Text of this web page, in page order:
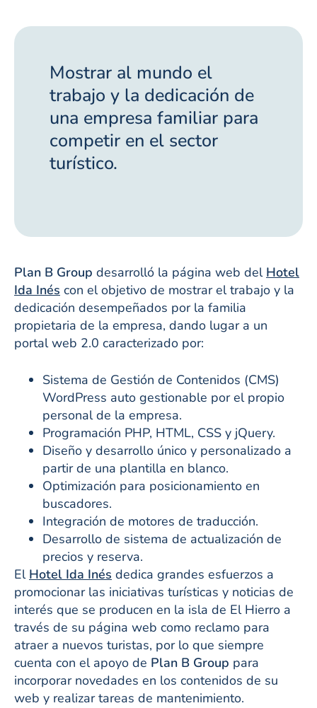
Mostrar al mundo el
trabajo y la dedicación de
una empresa familiar para
competir en el sector
turístico.
Plan B Group desarrolló la página web del Hotel
Ida Inés con el objetivo de mostrar el trabajo y la
dedicación desempeñados por la familia
propietaria de la empresa, dando lugar a un
portal web 2.0 caracterizado por:
Sistema de Gestión de Contenidos (CMS)
WordPress auto gestionable por el propio
personal de la empresa.
Programación PHP, HTML, CSS y jQuery.
Diseño y desarrollo único y personalizado a
partir de una plantilla en blanco.
Optimización para posicionamiento en
buscadores.
Integración de motores de traducción.
Desarrollo de sistema de actualización de
precios y reserva.
El Hotel Ida Inés dedica grandes esfuerzos a
promocionar las iniciativas turísticas y noticias de
interés que se producen en la isla de El Hierro a
través de su página web como reclamo para
atraer a nuevos turistas, por lo que siempre
cuenta con el apoyo de Plan B Group para
incorporar novedades en los contenidos de su
web y realizar tareas de mantenimiento.